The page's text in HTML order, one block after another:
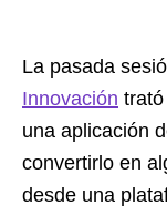
La pasada
Innovación
una aplicación
convertirlo en
desde una